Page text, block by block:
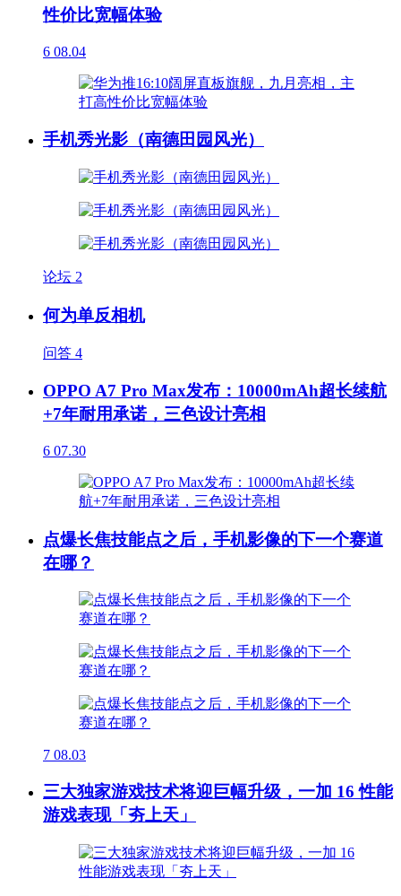
性价比宽幅体验
6 08.04
手机秀光影（南德田园风光）
论坛 2
何为单反相机
问答 4
OPPO A7 Pro Max发布：10000mAh超长续航
+7年耐用承诺，三色设计亮相
6 07.30
点爆长焦技能点之后，手机影像的下一个赛道
在哪？
7 08.03
三大独家游戏技术将迎巨幅升级，一加 16 性能
游戏表现「夯上天」